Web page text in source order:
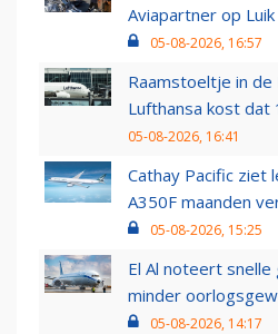
Aviapartner op
05-08-2026, 16:57
Raamstoeltje in de
Lufthansa kost dat
05-08-2026, 16:41
Cathay Pacific ziet
A350F maanden
05-08-2026, 15:25
El Al noteert
minder
05-08-2026, 14:17